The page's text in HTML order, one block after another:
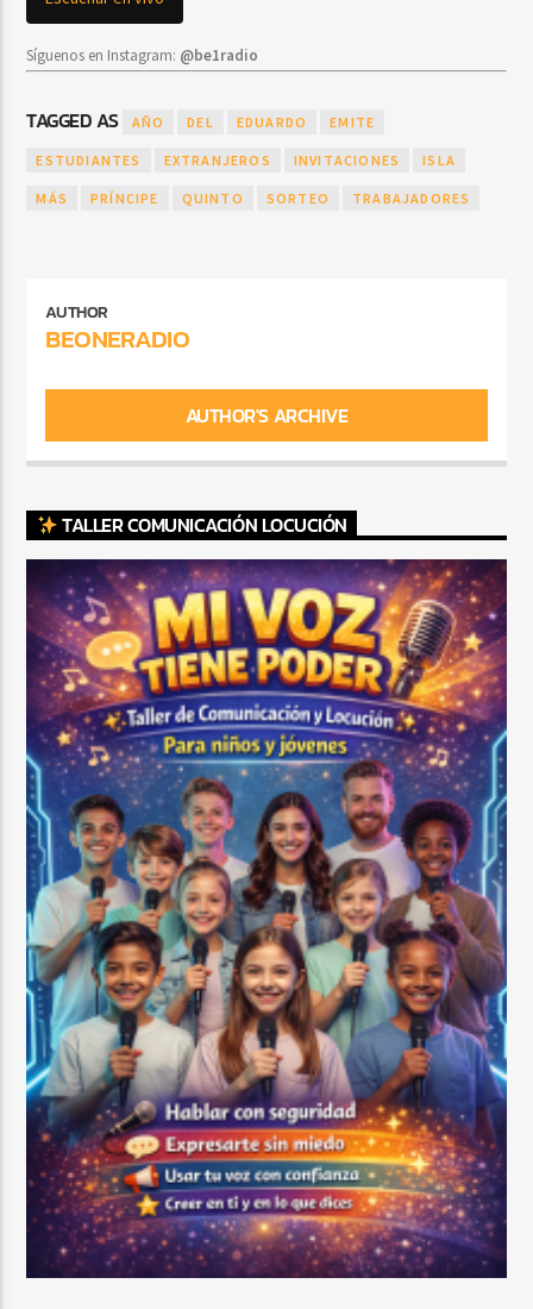
Síguenos en Instagram: @be1radio
TAGGED AS AÑO DEL EDUARDO EMITE
ESTUDIANTES EXTRANJEROS INVITACIONES ISLA
MÁS PRÍNCIPE QUINTO SORTEO TRABAJADORES
AUTHOR
BEONERADIO
AUTHOR'S ARCHIVE
TALLER COMUNICACIÓN LOCUCIÓN